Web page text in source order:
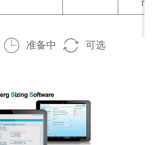
准备中 可选